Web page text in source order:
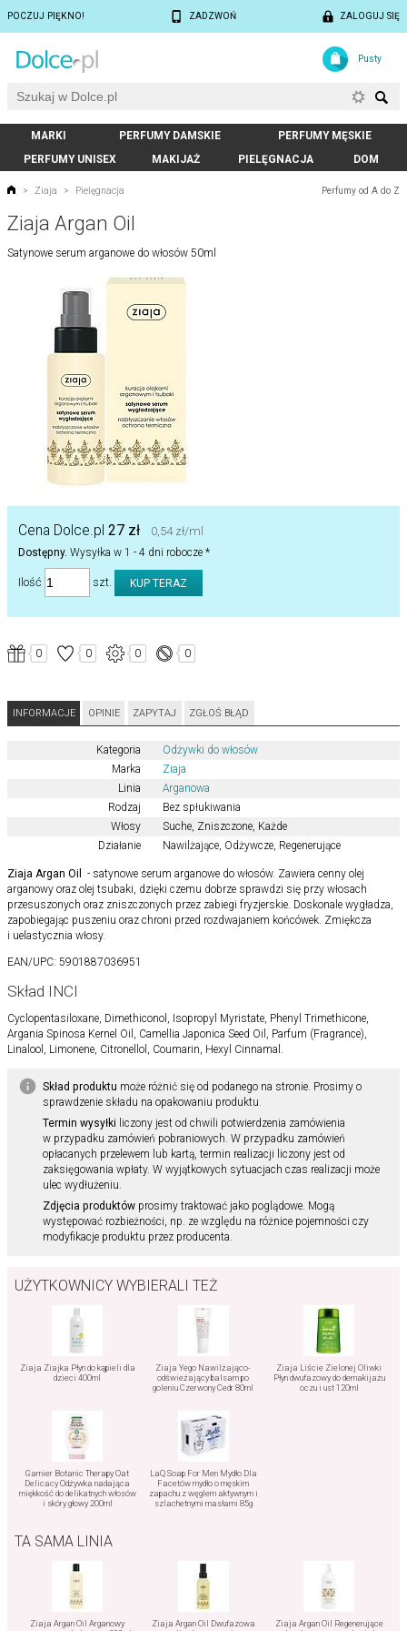
POCZUJ PIĘKNO! ZADZWOŃ ZALOGUJ SIĘ
Pusty
MARKI PERFUMY DAMSKIE
PERFUMY MĘSKIE
PERFUMY UNISEX
MAKIJAŻ PIELĘGNACJA DOM
Perfumy od A do Z
> Ziaja > Pielęgnacja
Ziaja Argan Oil
Satynowe serum arganowe do włosów 50ml
Cena Dolce.pl 27 zł 0,54 zł/ml
Dostępny. Wysyłka w 1 - 4 dni robocze *
Ilość szt.
0 0 0 0
INFORMACJE OPINIE ZAPYTAJ ZGŁOŚ BŁĄD
Kategoria
Odżywki do włosów
Marka
Ziaja
Linia
Arganowa
Rodzaj
Bez spłukiwania
Włosy
Suche, Zniszczone, Każde
Działanie
Nawilżające, Odżywcze, Regenerujące
Ziaja Argan Oil
- satynowe serum arganowe do włosów. Zawiera cenny olej
arganowy oraz olej tsubaki, dzięki czemu dobrze sprawdzi się przy włosach
przesuszonych oraz zniszczonych przez zabiegi fryzjerskie. Doskonale wygładza,
zapobiegając puszeniu oraz chroni przed rozdwajaniem końcówek. Zmiękcza
i uelastycznia włosy.
EAN/UPC: 5901887036951
Skład INCI
Cyclopentasiloxane, Dimethiconol, Isopropyl Myristate, Phenyl Trimethicone,
Argania Spinosa Kernel Oil, Camellia Japonica Seed Oil, Parfum (Fragrance),
Linalool, Limonene, Citronellol, Coumarin, Hexyl Cinnamal.
Skład produktu może różnić się od podanego na stronie. Prosimy o
sprawdzenie składu na opakowaniu produktu.
Termin wysyłki liczony jest od chwili potwierdzenia zamówienia
w przypadku zamówień pobraniowych. W przypadku zamówień
opłacanych przelewem lub kartą, termin realizacji liczony jest od
zaksięgowania wpłaty. W wyjątkowych sytuacjach czas realizacji może
ulec wydłużeniu.
Zdjęcia produktówprosimy traktować jako poglądowe. Mogą
występować rozbieżności, np. ze względu na różnice pojemności czy
modyfikacje produktu przez producenta.
UŻYTKOWNICY WYBIERALI TEŻ
Ziaja Ziajka Płyn do kąpieli dla
dzieci 400ml
Ziaja Yego Nawilżająco-
odświeżający balsam po
goleniu Czerwony Cedr 80ml
Ziaja Liście Zielonej Oliwki
Płyn dwufazowy do demakijażu
oczu i ust 120ml
Garnier Botanic Therapy Oat
Delicacy Odżywka nadająca
miękkość do delikatnych włosów
i skóry głowy 200ml
LaQ Soap For Men Mydło Dla
Facetów mydło o męskim
zapachu z węglem aktywnym i
szlachetnymi masłami 85g
TA SAMA LINIA
Ziaja Argan Oil Arganowy
Ziaja Argan Oil Dwufazowa
Ziaja Argan Oil Regenerujące